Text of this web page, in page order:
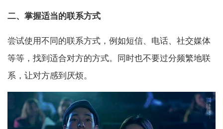
二、掌握适当的联系方式
尝试使用不同的联系方式，例如短信、电话、社交媒体
等等，找到适合对方的方式。同时也不要过分频繁地联
系，让对方感到厌烦。